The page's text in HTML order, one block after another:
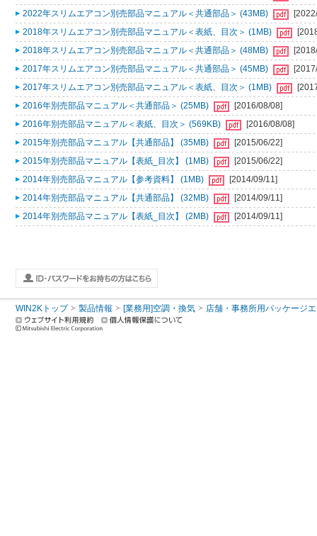
2022年スリムエアコン別売部品マニュアル＜共通部品＞ (43MB)
2018年スリムエアコン別売部品マニュアル＜表紙、目次＞ (1MB)
2018年スリムエアコン別売部品マニュアル＜共通部品＞ (48MB)
2017年スリムエアコン別売部品マニュアル＜共通部品＞ (45MB)
2017年スリムエアコン別売部品マニュアル＜表紙、目次＞ (1MB)
2016年別売部品マニュアル＜共通部品＞ (25MB)
[2016/08/08]
2016年別売部品マニュアル＜表紙、目次＞ (569KB)
[2016/08/08]
2015年別売部品マニュアル【共通部品】 (35MB)
[2015/06/22]
2015年別売部品マニュアル【表紙_目次】 (1MB)
[2015/06/22]
2014年別売部品マニュアル【参考資料】 (1MB)
[2014/09/11]
2014年別売部品マニュアル【共通部品】 (32MB)
[2014/09/11]
2014年別売部品マニュアル【表紙_目次】 (2MB)
[2014/09/11]
WIN2Kトップ 製品情報 [業務用]空調・換気 店舗・事務所用パッケージ